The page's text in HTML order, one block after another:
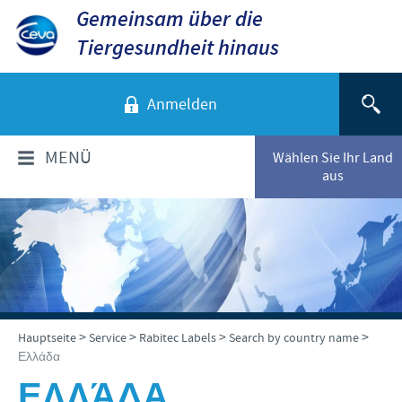
Gemeinsam über die
Tiergesundheit hinaus
Anmelden
Wählen Sie Ihr Land
aus
MENÜ
ÜBER CEVA
Das sind wir
Unsere Werte
Standort Düsseldorf
TIERARTEN
Hunde
Katzen
Rinder
PRODUKTE
Produkte für Nutztiere
VERANSTALTUNGEN
Hauptseite>Service> Rabitec Labels>Search by country name>
Ελλάδα